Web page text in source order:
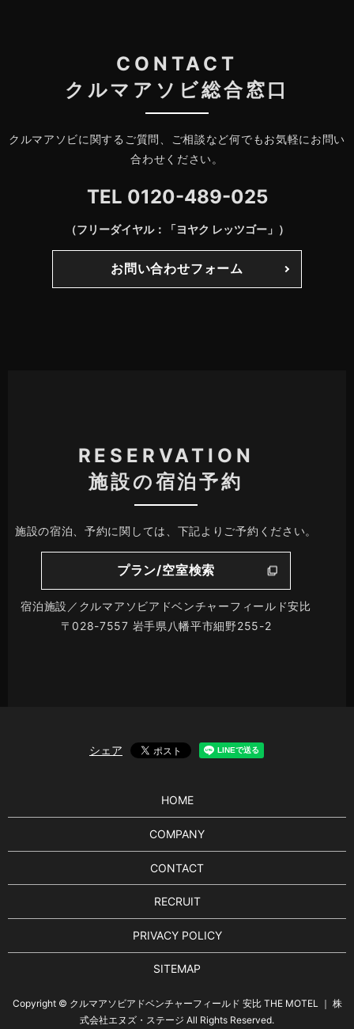
CONTACT
クルマアソビ総合窓口
クルマアソビに関するご質問、ご相談など何でもお気軽にお問い
合わせください。
TEL 0120-489-025
（フリーダイヤル：「ヨヤク レッツゴー」）
お問い合わせフォーム
RESERVATION
施設の宿泊予約
施設の宿泊、予約に関しては、下記よりご予約ください。
プラン/空室検索
宿泊施設／クルマアソビアドベンチャーフィールド安比
〒028-7557 岩手県八幡平市細野255-2
シェア
HOME
COMPANY
CONTACT
RECRUIT
PRIVACY POLICY
SITEMAP
Copyright © クルマアソビアドベンチャーフィールド 安比 THE MOTEL ｜ 株
式会社エヌズ・ステージ All Rights Reserved.